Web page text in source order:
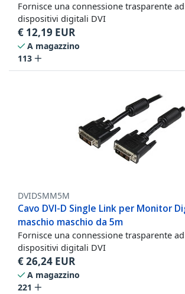
Fornisce una connessione trasparente
dispositivi digitali DVI
€ 12,19 EUR
A magazzino
113
DVIDSMM5M
Cavo DVI-D Single Link per Monitor
maschio maschio da 5m
Fornisce una connessione trasparente
dispositivi digitali DVI
€26,24 EUR
A magazzino
221